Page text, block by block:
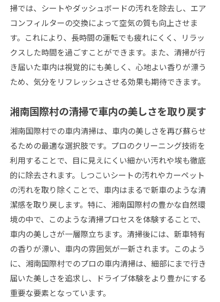
掃では、シートやダッシュボードの汚れを除去し、エア
コンフィルターの交換によって空気の質も向上させま
す。これにより、長時間の運転でも疲れにくく、リラッ
クスした時間を過ごすことができます。また、清掃が行
き届いた車内は視覚的にも美しく、心地よい香りが漂う
ため、気分をリフレッシュさせる効果も期待できます。
湘南国際村の清掃で車内の美しさを取り戻す
湘南国際村での車内清掃は、車内の美しさを再び蘇らせ
るための最適な選択肢です。プロのクリーニング技術を
利用することで、目に見えにくい細かい汚れや埃も徹底
的に除去されます。しつこいシートの汚れやカーペット
の汚れを取り除くことで、車内はまるで新車のような清
潔感を取り戻します。特に、湘南国際村の豊かな自然環
境の中で、このような清掃プロセスを体験することで、
車内の美しさが一層際立ちます。清掃後には、新車特有
の香りが漂い、車内の雰囲気が一新されます。このよう
に、湘南国際村でのプロの車内清掃は、細部にまで行き
届いた美しさを追求し、ドライブ体験をより豊かにする
重要な要素となっています。